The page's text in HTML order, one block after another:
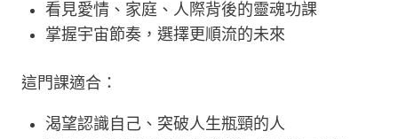
看見愛情、家庭、人際背後的靈魂功課
掌握宇宙節奏，選擇更順流的未來
這門課適合：
渴望認識自己、突破人生瓶頸的人